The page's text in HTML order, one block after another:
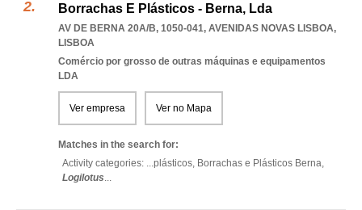
Borrachas E Plásticos - Berna, Lda
AV DE BERNA 20A/B, 1050-041, AVENIDAS NOVAS LISBOA,
LISBOA
Comércio por grosso de outras máquinas e equipamentos
LDA
Ver empresa Ver no Mapa
Matches in the search for:
Activity categories: ...plásticos, Borrachas e Plásticos Berna,
Logilotus...